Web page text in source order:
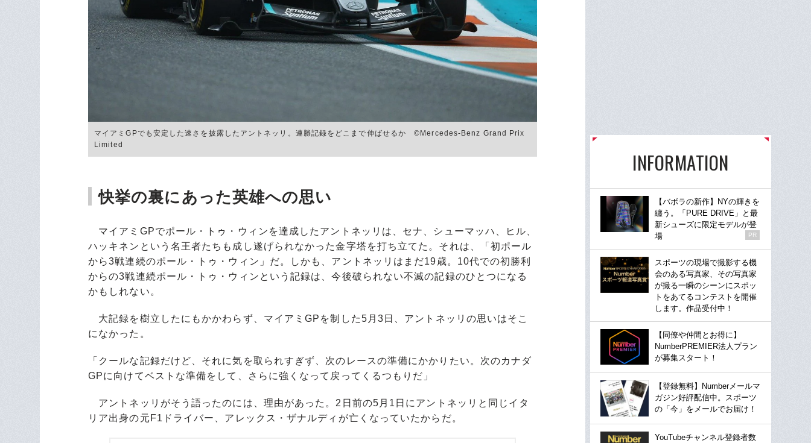
マイアミGPでも安定した速さを披露したアントネッリ。連勝記録をどこまで伸ばせるか ©Mercedes-Benz Grand Prix
Limited
快挙の裏にあった英雄への思い
マイアミGPでポール・トゥ・ウィンを達成したアントネッリは、セナ、シューマッハ、ヒル、
ハッキネンという名王者たちも成し遂げられなかった金字塔を打ち立てた。それは、「初ポール
から3戦連続のポール・トゥ・ウィン」だ。しかも、アントネッリはまだ19歳。10代での初勝利
からの3戦連続ポール・トゥ・ウィンという記録は、今後破られない不滅の記録のひとつになる
かもしれない。
大記録を樹立したにもかかわらず、マイアミGPを制した5月3日、アントネッリの思いはそこ
になかった。
「クールな記録だけど、それに気を取られすぎず、次のレースの準備にかかりたい。次のカナダ
GPに向けてベストな準備をして、さらに強くなって戻ってくるつもりだ」
アントネッリがそう語ったのには、理由があった。2日前の5月1日にアントネッリと同じイタ
リア出身の元F1ドライバー、アレックス・ザナルディが亡くなっていたからだ。
INFORMATION
【バボラの新作】NYの輝きを
纏う。「PURE DRIVE」と最
新シューズに限定モデルが登
場
PR
スポーツの現場で撮影する機
会のある写真家、その写真家
が撮る一瞬のシーンにスポッ
トをあてるコンテストを開催
します。作品受付中！
【同僚や仲間とお得に】
NumberPREMIER法人プラン
が募集スタート！
【登録無料】Numberメールマ
ガジン好評配信中。スポーツ
の「今」をメールでお届け！
YouTubeチャンネル登録者数